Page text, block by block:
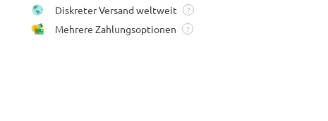
Diskreter Versand weltweit ?
Mehrere Zahlungsoptionen ?